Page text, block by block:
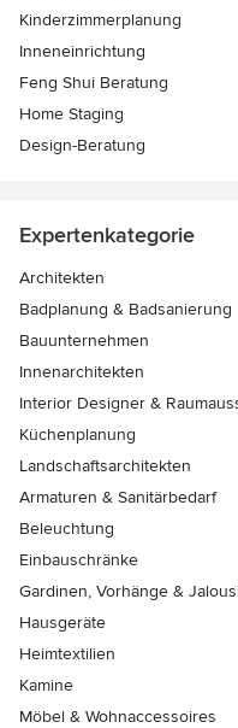
Kinderzimmerplanung
Inneneinrichtung
Feng Shui Beratung
Home Staging
Design-Beratung
Expertenkategorie
Architekten
Badplanung & Badsanierung
Bauunternehmen
Innenarchitekten
Interior Designer &
Küchenplanung
Landschaftsarchitekten
Armaturen & Sanitärbedarf
Beleuchtung
Einbauschränke
Gardinen, Vorhänge &
Hausgeräte
Heimtextilien
Kamine
Möbel & Wohnaccessoires